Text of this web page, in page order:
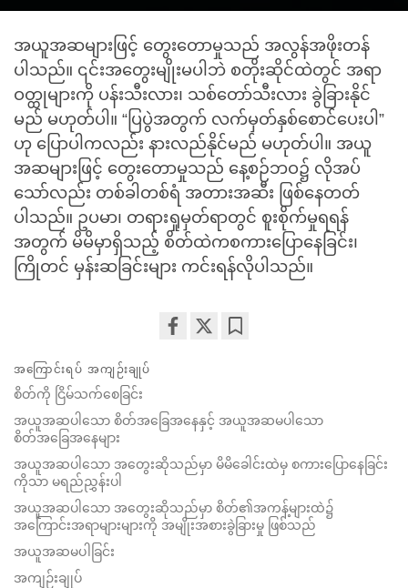
အယူအဆများဖြင့် တွေးတောမှုသည် အလွန်အဖိုးတန်
ပါသည်။ ၎င်းအတွေးမျိုးမပါဘဲ စတိုးဆိုင်ထဲတွင် အရာ
ဝတ္ထုများကို ပန်းသီးလား၊ သစ်တော်သီးလား ခွဲခြားနိုင်
မည် မဟုတ်ပါ။ “ပြပွဲအတွက် လက်မှတ်နှစ်စောင်ပေးပါ”
ဟု ပြောပါကလည်း နားလည်နိုင်မည် မဟုတ်ပါ။ အယူ
အဆများဖြင့် တွေးတောမှုသည် နေ့စဉ်ဘဝ၌ လိုအပ်
သော်လည်း တစ်ခါတစ်ရံ အတားအဆီး ဖြစ်နေတတ်
ပါသည်။ ဥပမာ၊ တရားရှုမှတ်ရာတွင် စူးစိုက်မှုရရန်
အတွက် မိမိမှာရှိသည့် စိတ်ထဲကစကားပြောနေခြင်း၊
ကြိုတင် မှန်းဆခြင်းများ ကင်းရန်လိုပါသည်။
အကြောင်းရပ် အကျဉ်းချုပ်
စိတ်ကို ငြိမ်သက်စေခြင်း
အယူအဆပါသော စိတ်အခြေအနေနှင့် အယူအဆမပါသော
စိတ်အခြေအနေများ
အယူအဆပါသော အတွေးဆိုသည်မှာ မိမိခေါင်းထဲမှ စကားပြောနေခြင်း
ကိုသာ မရည်ညွှန်းပါ
အယူအဆပါသော အတွေးဆိုသည်မှာ စိတ်၏အကန့်များထဲ၌
အကြောင်းအရာများများကို အမျိုးအစားခွဲခြားမှု ဖြစ်သည်
အယူအဆမပါခြင်း
အကျဉ်းချုပ်